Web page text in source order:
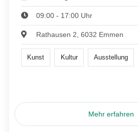
09:00 - 17:00 Uhr
Rathausen 2, 6032 Emmen
Kunst Kultur Ausstellung
Mehr erfahren